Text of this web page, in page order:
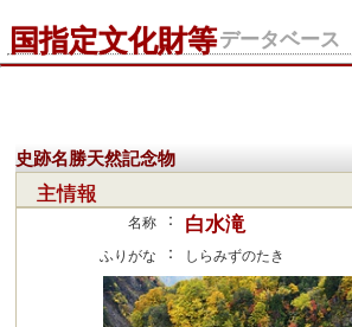
国指定文化財等データベース
史跡名勝天然記念物
主情報
名称 ： 白水滝
ふりがな ： しらみずのたき